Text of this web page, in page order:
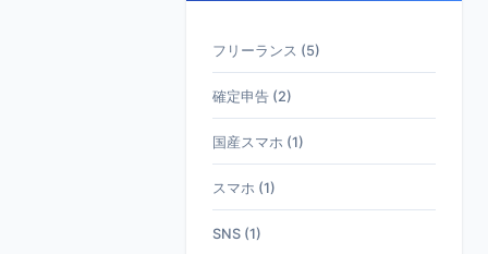
フリーランス (5)
確定申告 (2)
国産スマホ (1)
スマホ (1)
SNS (1)